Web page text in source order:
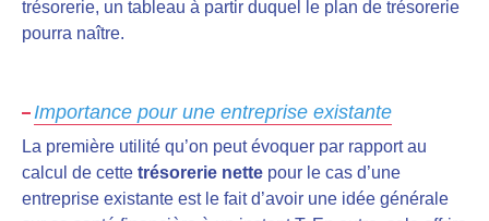
trésorerie, un tableau à partir duquel le plan de trésorerie
pourra naître.
Importance pour une entreprise existante
La première utilité qu’on peut évoquer par rapport au
calcul de cette trésorerie nette pour le cas d’une
entreprise existante est le fait d’avoir une idée générale